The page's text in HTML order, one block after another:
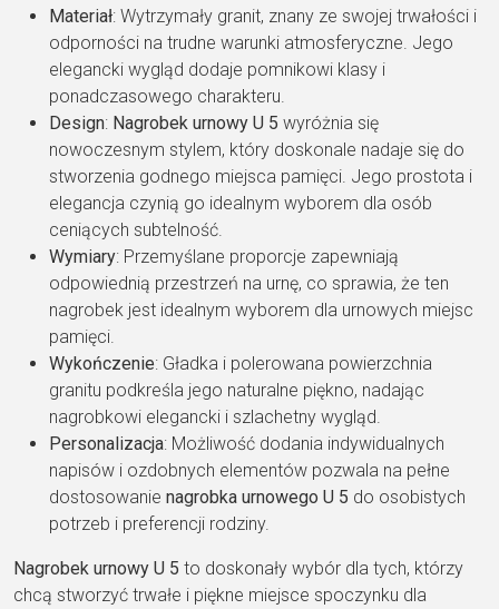
Materiał: Wytrzymały granit, znany ze swojej trwałości i
odporności na trudne warunki atmosferyczne. Jego
elegancki wygląd dodaje pomnikowi klasy i
ponadczasowego charakteru.
Design: Nagrobek urnowy U 5 wyróżnia się
nowoczesnym stylem, który doskonale nadaje się do
stworzenia godnego miejsca pamięci. Jego prostota i
elegancja czynią go idealnym wyborem dla osób
ceniących subtelność.
Wymiary: Przemyślane proporcje zapewniają
odpowiednią przestrzeń na urnę, co sprawia, że ten
nagrobek jest idealnym wyborem dla urnowych miejsc
pamięci.
Wykończenie: Gładka i polerowana powierzchnia
granitu podkreśla jego naturalne piękno, nadając
nagrobkowi elegancki i szlachetny wygląd.
Personalizacja: Możliwość dodania indywidualnych
napisów i ozdobnych elementów pozwala na pełne
dostosowanie nagrobka urnowego U 5 do osobistych
potrzeb i preferencji rodziny.
Nagrobek urnowy U 5 to doskonały wybór dla tych, którzy
chcą stworzyć trwałe i piękne miejsce spoczynku dla